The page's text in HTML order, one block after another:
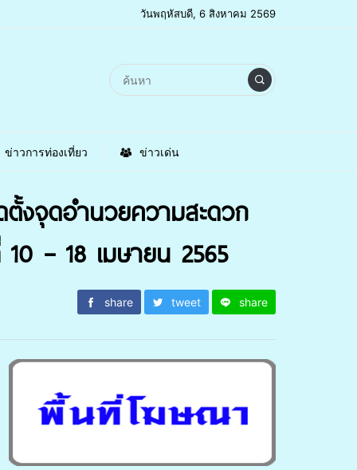
วันพฤหัสบดี, 6 สิงหาคม 2569
ข่าวการท่องเที่ยว ข่าวเด่น
จุดอำนวยความสะดวก
10 – 18 เมษายน 2565
share tweet share